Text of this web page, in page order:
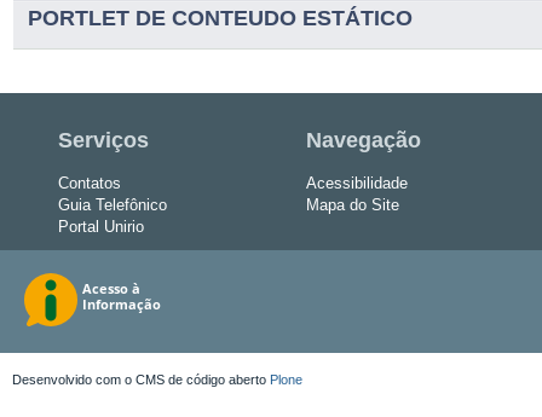
PORTLET DE CONTEUDO ESTÁTICO
Serviços
Contatos
Guia Telefônico
Portal Unirio
Navegação
Acessibilidade
Mapa do Site
Desenvolvido com o CMS de código aberto Plone